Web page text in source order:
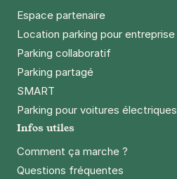
Espace partenaire
Location parking pour entreprise
Parking collaboratif
Parking partagé
SMART
Parking pour voitures électriques
Infos utiles
Comment ça marche ?
Questions fréquentes